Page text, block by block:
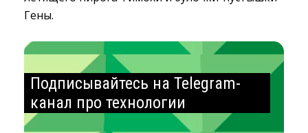
Гены.
Подписывайтесь на Telegram-
канал про технологии